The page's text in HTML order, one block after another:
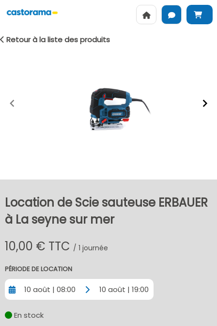
Retour à la liste des produits
Location de Scie sauteuse ERBAUER
à La seyne sur mer
10,00 € TTC / 1 journée
PÉRIODE DE LOCATION
10 août | 08:00 10 août | 19:00
En stock